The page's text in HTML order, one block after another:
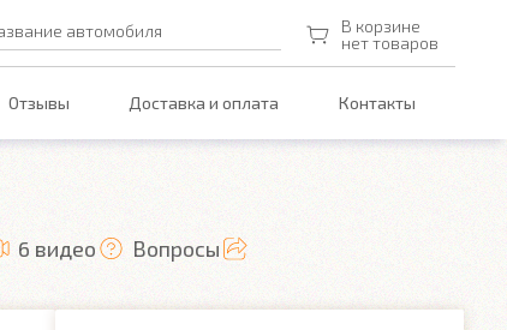
автомобиля
В корзине
нет товаров
Отзывы Доставка и оплата Контакты
6 видео Вопросы